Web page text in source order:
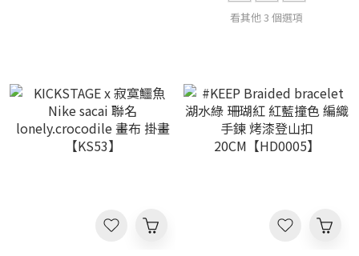
看其他 3 個選項